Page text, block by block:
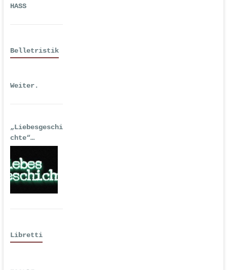
HASS
Belletristik
Weiter.
„Liebesgeschi
chte“
| Erstausgabe
2016 als
Hörspiel
Libretti